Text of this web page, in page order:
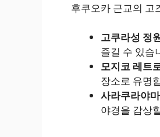
후쿠오카 근교의 고
고쿠라성 정
즐길 수 있습
모지코 레트
장소로 유명
사라쿠라야
야경을 감상